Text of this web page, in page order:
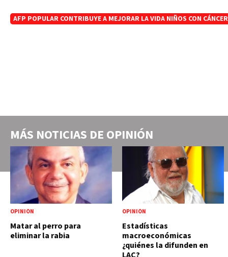
AFP POPULAR CONTRIBUYE A MEJORAR LA VIDA NIÑOS CON
MÁS NOTICIAS DE OPINIÓN
OPINIÓN
Matar al perro para
eliminar la rabia
OPINIÓN
Estadísticas
macroeconómicas
¿quiénes la difunden en
LAC?